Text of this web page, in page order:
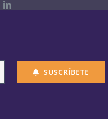
SUSCRÍBETE